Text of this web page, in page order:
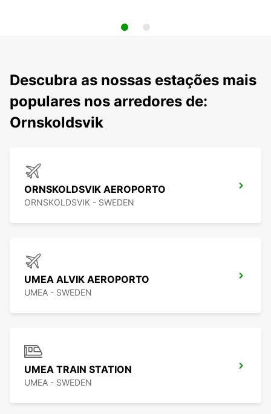
Descubra as nossas estações mais
populares nos arredores de:
Ornskoldsvik
ORNSKOLDSVIK AEROPORTO
ORNSKOLDSVIK - SWEDEN
UMEA ALVIK AEROPORTO
UMEA - SWEDEN
UMEA TRAIN STATION
UMEA - SWEDEN